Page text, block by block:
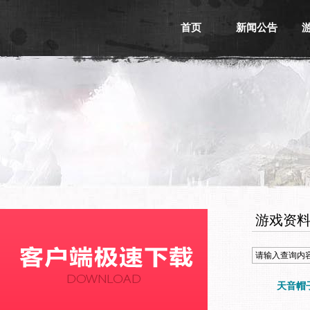
首页 新闻公告
游戏新闻
活动信息
游戏资料
天音帽